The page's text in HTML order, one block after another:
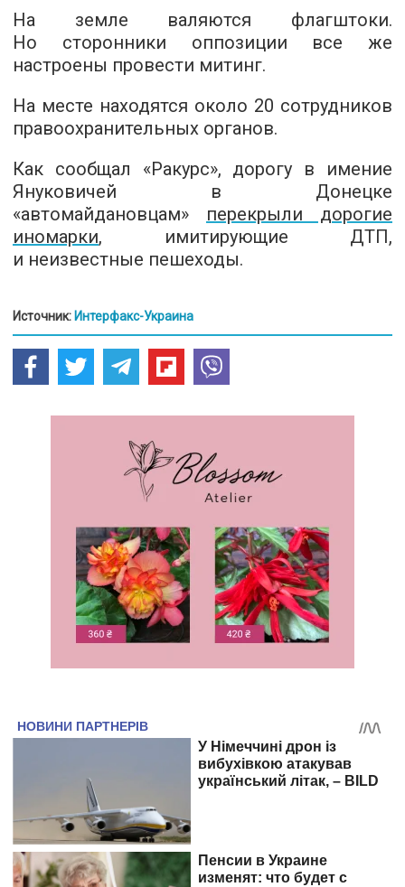
На земле валяются флагштоки.
Но сторонники оппозиции все же
настроены провести митинг.
На месте находятся около 20 сотрудников
правоохранительных органов.
Как сообщал «Ракурс», дорогу в имение
Януковичей в Донецке
«автомайдановцам» перекрыли дорогие
иномарки, имитирующие ДТП,
и неизвестные пешеходы.
Источник: Интерфакс-Украина